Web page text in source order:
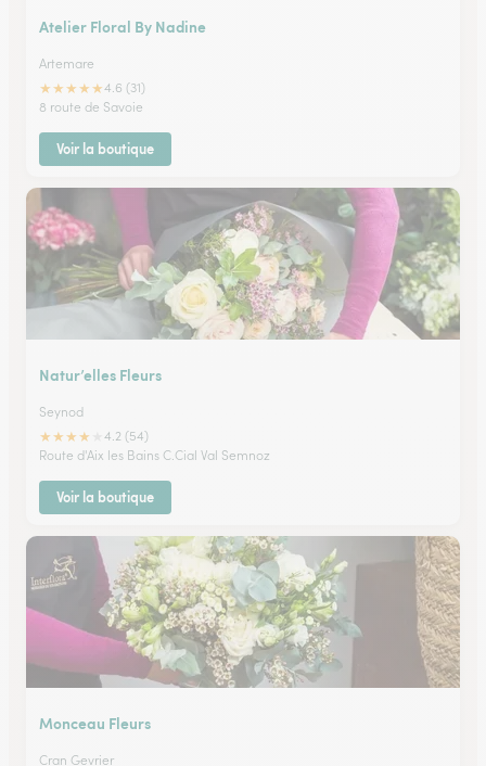
Atelier Floral By Nadine
Artemare
★★★★★4.6 (31)
8 route de Savoie
Voir la boutique
Natur’elles Fleurs
Seynod
★★★★
4.2 (54)
Route d'Aix les Bains C.Cial Val Semnoz
Voir la boutique
Monceau Fleurs
Cran Gevrier